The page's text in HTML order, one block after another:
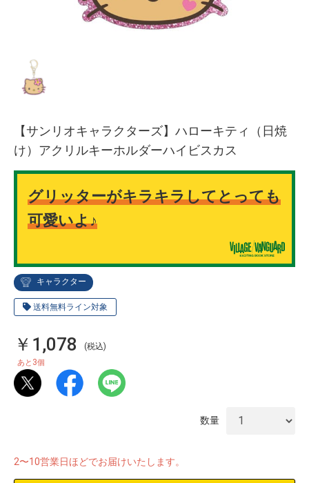
キャラクター
送料無料ライン対象
【サンリオキャラクターズ】ハローキティ（日焼
け）アクリルキーホルダーハイビスカス
グリッターがキラキラしてとっても
可愛いよ♪
￥1,078 (税込)
あと 3個
数量
2〜10営業日ほどでお届けいたします。